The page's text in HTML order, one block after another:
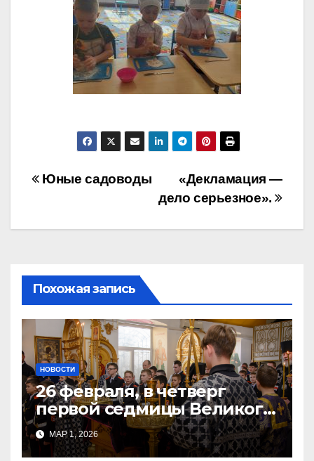
Навигация
«Декламация —
дело серьезное».
Юные садоводы
Похожая запись
НОВОСТИ
26 февраля, в четверг
первой седмицы Великого
Поста, в Свято-Никольском
храме состоялось Великое
МАР 1, 2026